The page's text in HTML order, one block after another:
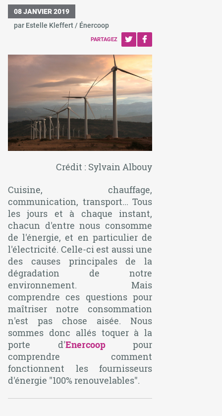
08 JANVIER 2019
par Estelle Kleffert / Énercoop
PARTAGEZ
Crédit : Sylvain Albouy
Cuisine, chauffage,
communication, transport... Tous
les jours et à chaque instant,
chacun d'entre nous consomme
de l'énergie, et en particulier de
l'électricité. Celle-ci est aussi une
des causes principales de la
dégradation de notre
environnement. Mais
comprendre ces questions pour
maîtriser notre consommation
n'est pas chose aisée. Nous
sommes donc allés toquer à la
porte d'Enercooppour
comprendre comment
fonctionnent les fournisseurs
d'énergie "100% renouvelables".